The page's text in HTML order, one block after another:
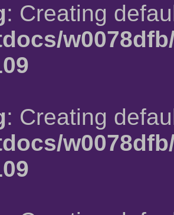
: Creating
: Creating